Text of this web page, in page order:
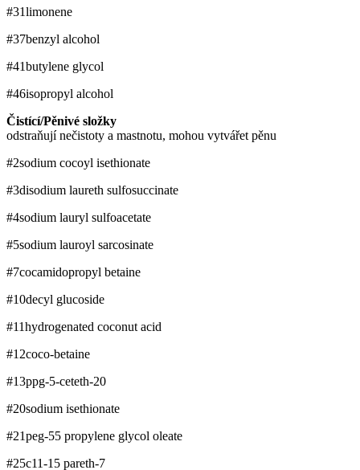
#31limonene
#37benzyl alcohol
#41butylene glycol
#46isopropyl alcohol
Čistící/Pěnivé složky
odstraňují nečistoty a mastnotu, mohou vytvářet pěnu
#2sodium cocoyl isethionate
#3disodium laureth sulfosuccinate
#4sodium lauryl sulfoacetate
#5sodium lauroyl sarcosinate
#7cocamidopropyl betaine
#10decyl glucoside
#11hydrogenated coconut acid
#12coco-betaine
#13ppg-5-ceteth-20
#20sodium isethionate
#21peg-55 propylene glycol oleate
#25c11-15 pareth-7